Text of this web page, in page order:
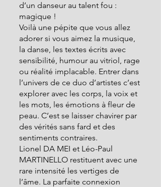
d’un danseur au talent fou :
magique !
Voilà une pépite que vous allez
adorer si vous aimez la musique,
la danse, les textes écrits avec
sensibilité, humour au vitriol, rage
ou réalité implacable. Entrer dans
l’univers de ce duo d’artistes c’est
explorer avec les corps, la voix et
les mots, les émotions à fleur de
peau. C’est se laisser chavirer par
des vérités sans fard et des
sentiments contraires.
Lionel DA MEI et Léo-Paul
MARTINELLO restituent avec une
rare intensité les vertiges de
l’âme. La parfaite connexion